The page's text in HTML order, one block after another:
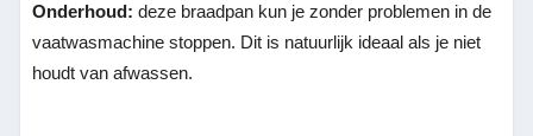
Onderhoud:deze braadpan kun je zonder problemen in de
vaatwasmachine stoppen. Dit is natuurlijk ideaal als je niet
houdt van afwassen.